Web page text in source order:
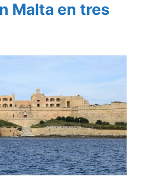
Malta en tres